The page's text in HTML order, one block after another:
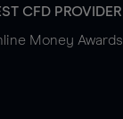
CFD PROVIDER
Money Awards